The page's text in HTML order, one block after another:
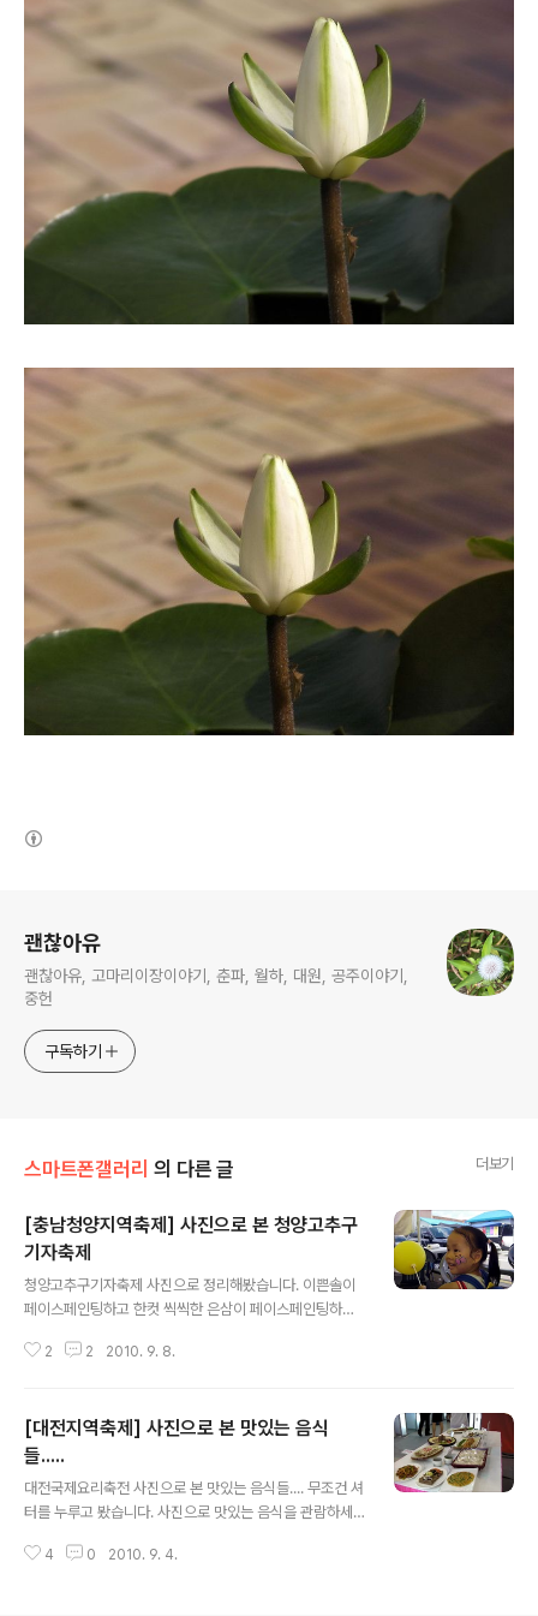
괜찮아유
괜찮아유, 고마리이장이야기, 춘파, 월하, 대원, 공주이야기,
중헌
구독하기
스마트폰갤러리 의 다른 글 더보기
[충남청양지역축제] 사진으로 본 청양고추구
기자축제
청양고추구기자축제 사진으로 정리해봤습니다. 이쁜솔이
페이스페인팅하고 한컷 씩씩한 은삼이 페이스페인팅하고
케익 맛있겠다.... 떡볶이 얼큰하겠는걸요.... 청양매운맛푸
잘관리가 된것같아요. 김치체험...인기 최고였습니다.
2 2 2010. 9. 8.
[대전지역축제] 사진으로 본 맛있는 음식
들.....
대전국제요리축전 사진으로 본 맛있는 음식들.... 무조건 셔
터를 누루고 봤습니다. 사진으로 맛있는 음식을 관람하세
4 0 2010. 9. 4.